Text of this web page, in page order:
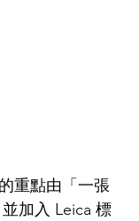
重點由「一張
加入 Leica 標